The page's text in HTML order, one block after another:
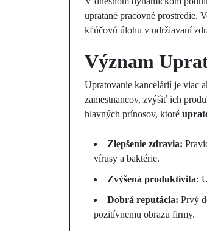
upratané pracovné prostredie.
kľúčovú úlohu v udržiavaní
Význam
Upratovanie kancelárií je viac
zamestnancov, zvýšiť ich
hlavných prínosov, ktoré
Zlepšenie zdravia:
vírusy a baktérie.
Zvýšená produktivita:
Dobrá reputácia: Prvý
pozitívnemu obrazu firmy.